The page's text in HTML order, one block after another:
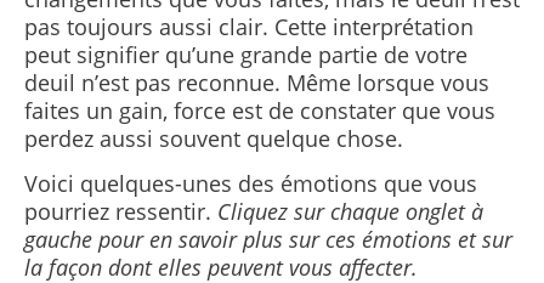
pas toujours aussi clair. Cette interprétation
peut signifier qu’une grande partie de votre
deuil n’est pas reconnue. Même lorsque vous
faites un gain, force est de constater que vous
perdez aussi souvent quelque chose.
Voici quelques-unes des émotions que vous
pourriez ressentir. Cliquez sur chaque onglet à
gauche pour en savoir plus sur ces émotions et sur
la façon dont elles peuvent vous affecter.